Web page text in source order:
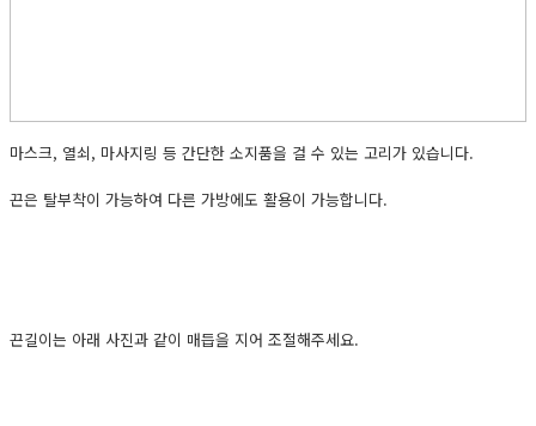
마스크, 열쇠, 마사지링 등 간단한 소지품을 걸 수 있는 고리가 있습니다.
끈은 탈부착이 가능하여 다른 가방에도 활용이 가능합니다.
끈길이는 아래 사진과 같이 매듭을 지어 조절해주세요.